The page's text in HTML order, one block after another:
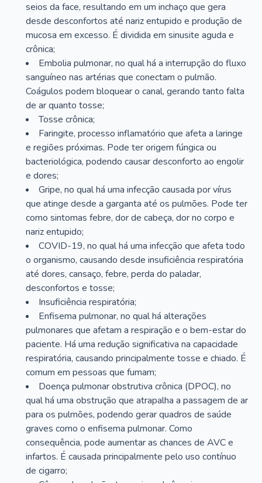
seios da face, resultando em um inchaço que gera
desde desconfortos até nariz entupido e produção de
mucosa em excesso. É dividida em sinusite aguda e
crônica;
Embolia pulmonar, no qual há a interrupção do fluxo
sanguíneo nas artérias que conectam o pulmão.
Coágulos podem bloquear o canal, gerando tanto falta
de ar quanto tosse;
Tosse crônica;
Faringite, processo inflamatório que afeta a laringe
e regiões próximas. Pode ter origem fúngica ou
bacteriológica, podendo causar desconforto ao engolir
e dores;
Gripe, no qual há uma infecção causada por vírus
que atinge desde a garganta até os pulmões. Pode ter
como sintomas febre, dor de cabeça, dor no corpo e
nariz entupido;
COVID-19, no qual há uma infecção que afeta todo
o organismo, causando desde insuficiência respiratória
até dores, cansaço, febre, perda do paladar,
desconfortos e tosse;
Insuficiência respiratória;
Enfisema pulmonar, no qual há alterações
pulmonares que afetam a respiração e o bem-estar do
paciente. Há uma redução significativa na capacidade
respiratória, causando principalmente tosse e chiado. É
comum em pessoas que fumam;
Doença pulmonar obstrutiva crônica (DPOC), no
qual há uma obstrução que atrapalha a passagem de ar
para os pulmões, podendo gerar quadros de saúde
graves como o enfisema pulmonar. Como
consequência, pode aumentar as chances de AVC e
infartos. É causada principalmente pelo uso contínuo
de cigarro;